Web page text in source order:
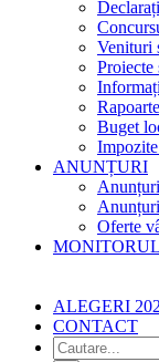
Venituri
Proiecte
Buget
ANUNȚURI
Oferte
MONITORUL
ALEGERI
CONTACT
Cautare...